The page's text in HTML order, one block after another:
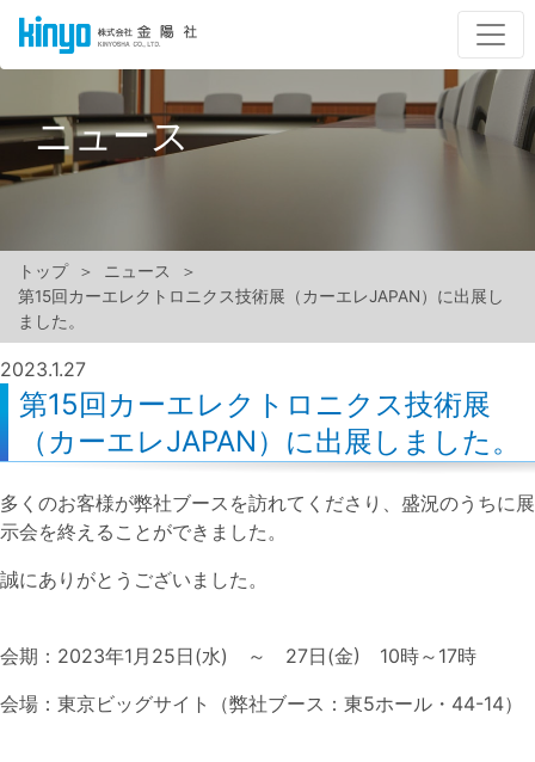
ニュース
トップ
ニュース
第15回カーエレクトロニクス技術展（カーエレJAPAN）に出展し
ました。
2023.1.27
第15回カーエレクトロニクス技術展
（カーエレJAPAN）に出展しました。
多くのお客様が弊社ブースを訪れてくださり、盛況のうちに展
示会を終えることができました。
誠にありがとうございました。
会期：2023年1月25日(水) ～ 27日(金) 10時～17時
会場：東京ビッグサイト（弊社ブース：東5ホール・44-14）